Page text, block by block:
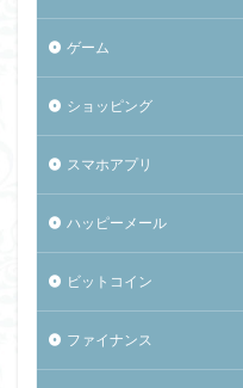
ゲーム
ショッピング
スマホアプリ
ハッピーメール
ビットコイン
ファイナンス